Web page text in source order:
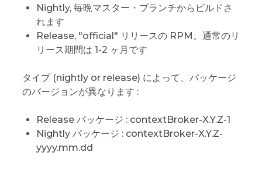
Nightly, 毎晩マスター・ブランチからビルドさ
れます
Release, "official" リリースの RPM。通常のリ
リース期間は 1-2 ヶ月です
タイプ (nightly or release) によって、パッケージ
のバージョンが異なります :
Release パッケージ : contextBroker-X.Y.Z-1
Nightly パッケージ : contextBroker-X.Y.Z-
yyyy.mm.dd